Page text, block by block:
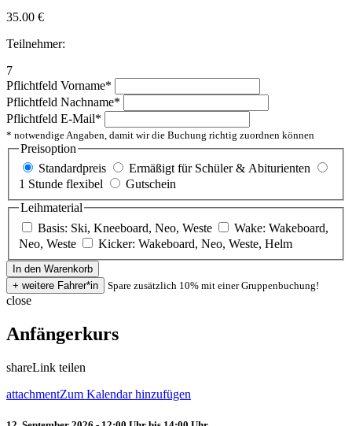
35.00 €
Teilnehmer:
7
Pflichtfeld Vorname*
Pflichtfeld Nachname*
Pflichtfeld E-Mail*
* notwendige Angaben, damit wir die Buchung richtig zuordnen können
Preisoption
Standardpreis
Ermäßigt für Schüler & Abiturienten
1 Stunde flexibel
Gutschein
Leihmaterial
Basis: Ski, Kneeboard, Neo, Weste
Wake: Wakeboard,
Neo, Weste
Kicker: Wakeboard, Neo, Weste, Helm
Spare zusätzlich 10% mit einer Gruppenbuchung!
close
Anfängerkurs
shareLink teilen
attachmentZum Kalendar hinzufügen